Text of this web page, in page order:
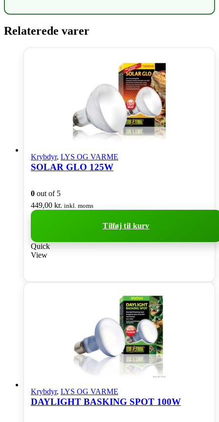
Relaterede varer
Krybdyr, LYS OG VARME
SOLAR GLO 125W
0 out of 5
449,00 kr. inkl. moms
Tilføj til kurv
Quick
View
Krybdyr, LYS OG VARME
DAYLIGHT BASKING SPOT 100W